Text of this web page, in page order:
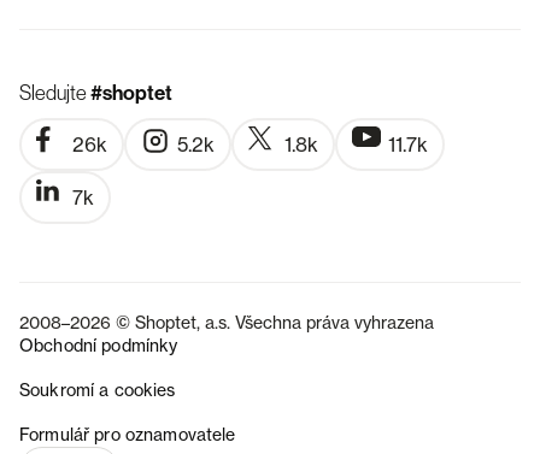
Sledujte#shoptet
26k 5.2k 1.8k 11.7k
7k
2008–2026 © Shoptet, a.s. Všechna práva vyhrazena
Obchodní podmínky
Soukromí a cookies
Formulář pro oznamovatele